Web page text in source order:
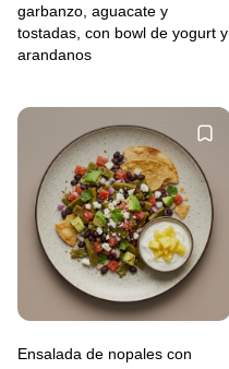
garbanzo, aguacate y
tostadas, con bowl de yogurt y
arandanos
Ensalada de nopales con